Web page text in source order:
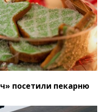
посетили пекарню